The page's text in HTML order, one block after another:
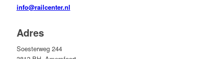
info@railcenter.nl
Adres
Soesterweg 244